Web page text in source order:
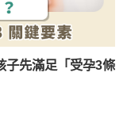
子先滿足「受孕3條